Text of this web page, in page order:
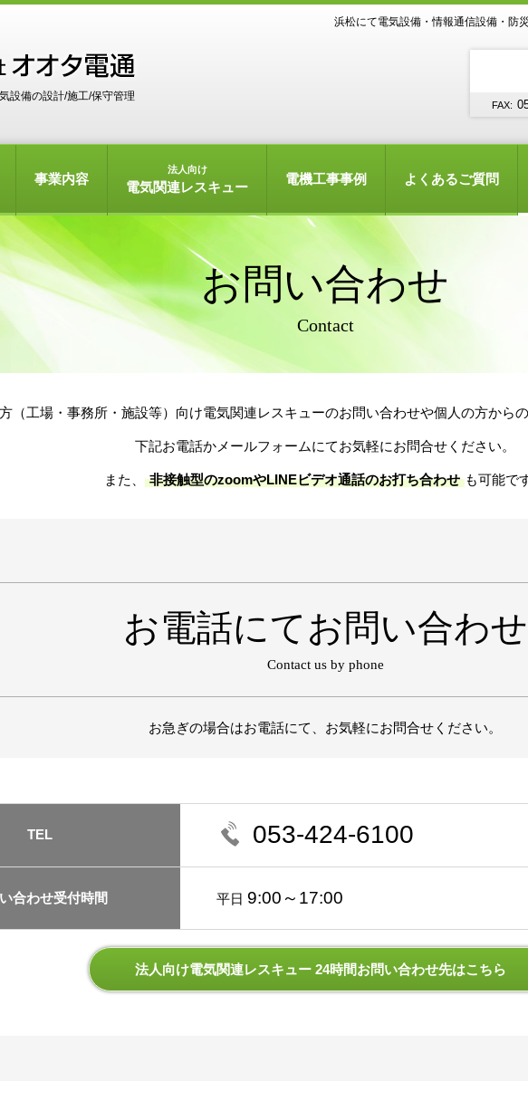
浜松にて電気設備・情報通信設備・防
設備の設計/施工/保守管理
FAX:
事業内容
法人向け
電気関連レスキュー
電機工事事例 よくあるご質問
お問い合わせ
Contact
（工場・事務所・施設等）向け電気関連レスキューのお問い合わせや個人の方から
下記お電話かメールフォームにてお気軽にお問合せください。
また、 非接触型のzoomやLINEビデオ通話のお打ち合わせ も可能で
お電話にてお問い合わせ
Contact us by phone
お急ぎの場合はお電話にて、お気軽にお問合せください。
TEL 053-424-6100
合わせ受付時間 平日 9:00～17:00
法人向け電気関連レスキュー 24時間お問い合わせ先はこちら